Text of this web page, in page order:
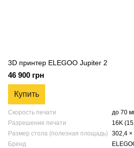
3D принтер ELEGOO Jupiter 2
46 900 грн
Купить
Скорость печати
до 70
Разрешение печати
16K
Размер стола (полезная площадь)
302,4
Бренд